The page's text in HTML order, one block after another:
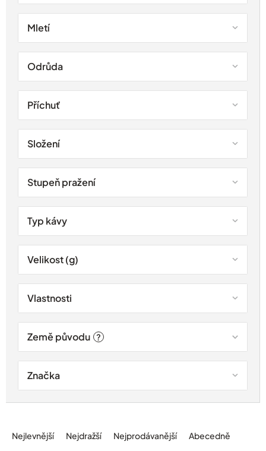
Nejlevnější Nejdražší Nejprodávanější Abecedně
Mletí
Odrůda
Příchuť
Složení
Stupeň pražení
Typ kávy
Velikost (g)
Vlastnosti
Země původu ?
Značka